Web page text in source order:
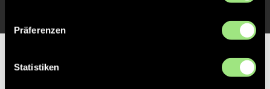
Präferenzen
Statistiken